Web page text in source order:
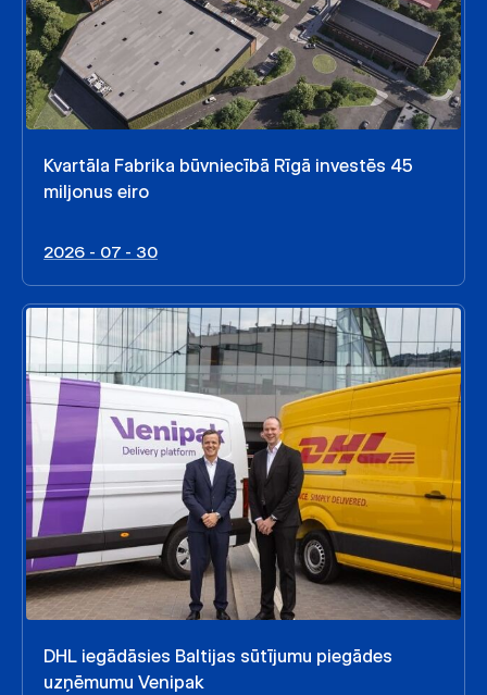
Kvartāla Fabrika būvniecībā Rīgā investēs 45
miljonus eiro
2026 - 07 - 30
DHL iegādāsies Baltijas sūtījumu piegādes
uzņēmumu Venipak